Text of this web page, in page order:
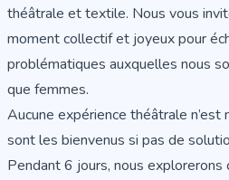
théâtrale et textile. Nous vous
moment collectif et joyeux pour
problématiques auxquelles nous
que femmes.
Aucune expérience théâtrale n’est
sont les bienvenus si pas de
Pendant 6 jours, nous